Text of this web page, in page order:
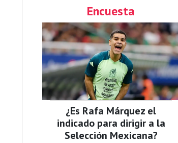
Encuesta
¿Es Rafa Márquez el
indicado para dirigir a la
Selección Mexicana?